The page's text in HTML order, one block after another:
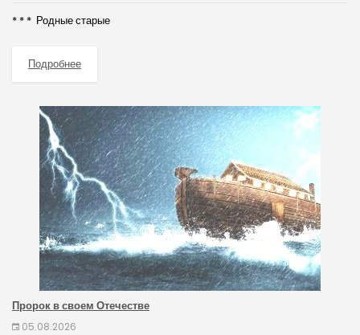
* * * Родные старые
Подробнее
Пророк в своем Отечестве
05.08.2026